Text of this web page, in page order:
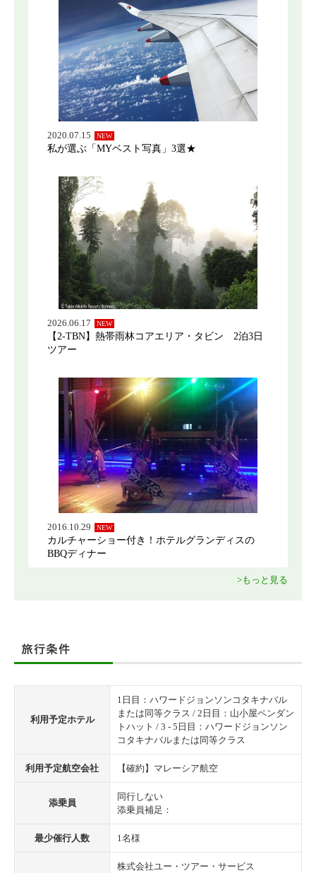
2020.07.15 NEW
私が選ぶ「MYベスト写真」3選★
2026.06.17 NEW
【2-TBN】熱帯雨林コアエリア・タビン 2泊3日
ツアー
2016.10.29 NEW
カルチャーショー付き！ホテルグランディスの
BBQディナー
>もっと見る
利用予定ホテル
1日目：ハワードジョンソンコタキナバル
または同等クラス / 2日目：山小屋ペンダン
トハット / 3 - 5日目：ハワードジョンソン
コタキナバルまたは同等クラス
利用予定航空会社 【確約】マレーシア航空
添乗員
同行しない
添乗員補足：
最少催行人数 1名様
株式会社ユー・ツアー・サービス